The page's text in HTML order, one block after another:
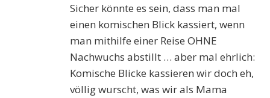
Sicher könnte es sein, dass man mal
einen komischen Blick kassiert, wenn
man mithilfe einer Reise OHNE
Nachwuchs abstillt … aber mal ehrlich:
Komische Blicke kassieren wir doch eh,
völlig wurscht, was wir als Mama